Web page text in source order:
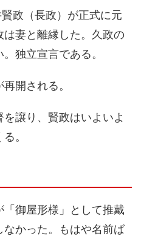
政（長政）が正式に元
は妻と離縁した。久政の
独立宣言である。
開される。
譲り、賢政はいよいよ
。
御屋形様」として推戴
なかった。もはや名前ば